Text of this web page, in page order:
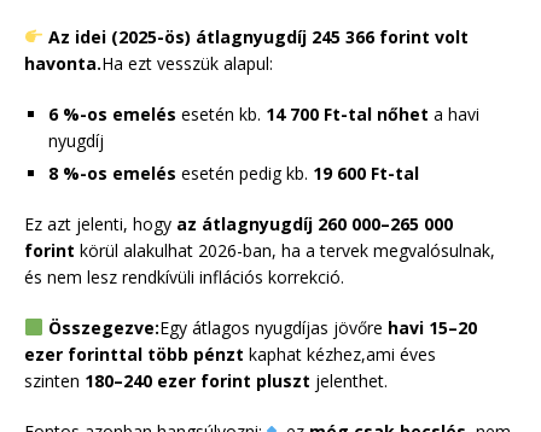
Az idei (2025-ös) átlagnyugdíj 245 366 forint volt
havonta.Ha ezt vesszük alapul:
6 %-os emelés esetén kb. 14 700 Ft-tal nőhet a havi
nyugdíj
8 %-os emelés esetén pedig kb. 19 600 Ft-tal
Ez azt jelenti, hogy az átlagnyugdíj 260 000–265 000
forint körül alakulhat 2026-ban, ha a tervek megvalósulnak,
és nem lesz rendkívüli inflációs korrekció.
Összegezve:Egy átlagos nyugdíjas jövőre havi 15–20
ezer forinttal több pénzt kaphat kézhez,ami éves
szinten 180–240 ezer forint pluszt jelenthet.